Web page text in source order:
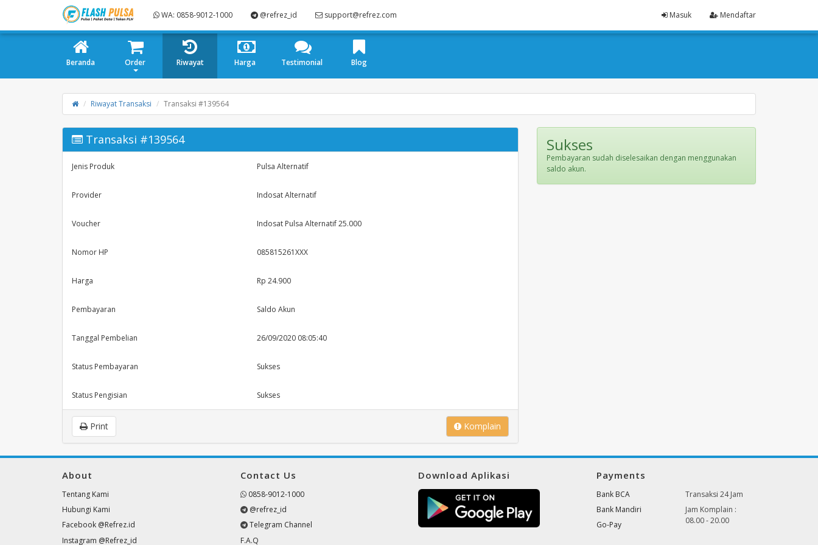
WA: 0858-9012-1000 @refrez_id support@refrez.com Masuk Mendaftar
Beranda Order Riwayat Harga Testimonial Blog
Riwayat Transaksi Transaksi #139564
Transaksi #139564
Jenis Produk Pulsa Alternatif
Provider Indosat Alternatif
Voucher Indosat Pulsa Alternatif 25.000
Nomor HP 085815261XXX
Harga Rp 24.900
Pembayaran Saldo Akun
Tanggal Pembelian 26/09/2020 08:05:40
Status Pembayaran Sukses
Status Pengisian Sukses
Komplain
Print
Sukses
Pembayaran sudah diselesaikan dengan menggunakan
saldo akun.
About
Tentang Kami
Hubungi Kami
Facebook @Refrez.id
Instagram @Refrez_id
Contact Us
0858-9012-1000
@refrez_id
Telegram Channel
F.A.Q
Download Aplikasi Payments
Bank BCA
Bank Mandiri
Go-Pay
Transaksi 24 Jam
Jam Komplain :
08.00 - 20.00